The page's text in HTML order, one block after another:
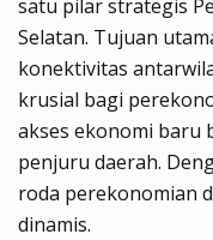
satu pilar strategis
Selatan. Tujuan
konektivitas
krusial bagi
akses ekonomi baru
penjuru daerah.
roda perekonomian
dinamis.